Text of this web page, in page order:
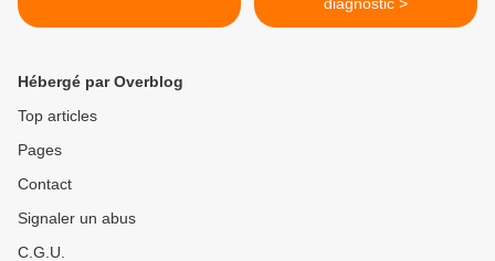
Hébergé par Overblog
Top articles
Pages
Contact
Signaler un abus
C.G.U.